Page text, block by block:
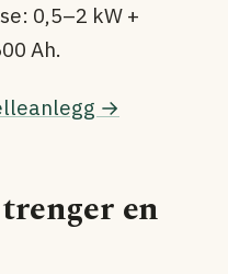
0,5–2 kW +
Ah.
→
en